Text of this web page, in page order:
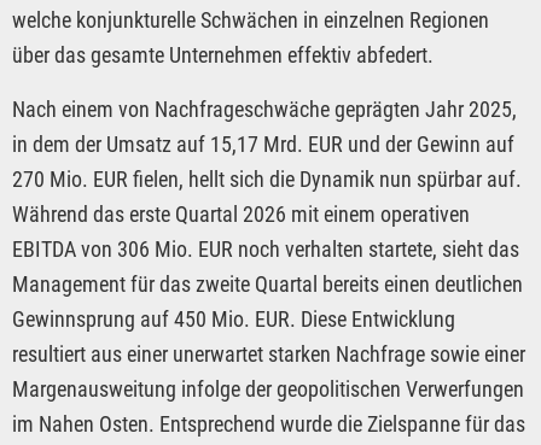
welche konjunkturelle Schwächen in einzelnen Regionen
über das gesamte Unternehmen effektiv abfedert.
Nach einem von Nachfrageschwäche geprägten Jahr 2025,
in dem der Umsatz auf 15,17 Mrd. EUR und der Gewinn auf
270 Mio. EUR fielen, hellt sich die Dynamik nun spürbar auf.
Während das erste Quartal 2026 mit einem operativen
EBITDA von 306 Mio. EUR noch verhalten startete, sieht das
Management für das zweite Quartal bereits einen deutlichen
Gewinnsprung auf 450 Mio. EUR. Diese Entwicklung
resultiert aus einer unerwartet starken Nachfrage sowie einer
Margenausweitung infolge der geopolitischen Verwerfungen
im Nahen Osten. Entsprechend wurde die Zielspanne für das